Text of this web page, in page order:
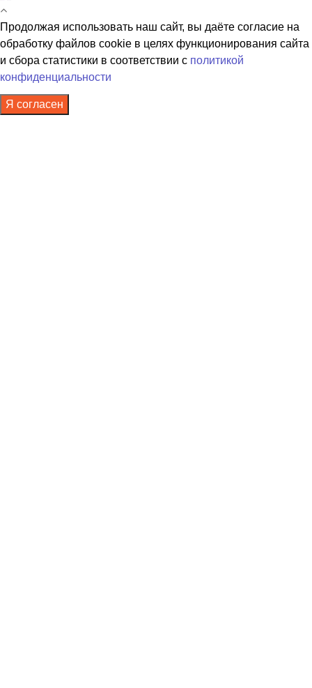
Продолжая использовать наш сайт, вы даёте согласие на
обработку файлов cookie в целях функционирования сайта
и сбора статистики в соответствии с политикой
конфиденциальности
Я согласен